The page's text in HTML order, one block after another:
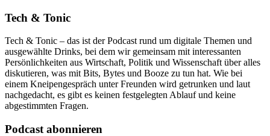
Tech & Tonic
Tech & Tonic – das ist der Podcast rund um digitale Themen und
ausgewählte Drinks, bei dem wir gemeinsam mit interessanten
Persönlichkeiten aus Wirtschaft, Politik und Wissenschaft über alles
diskutieren, was mit Bits, Bytes und Booze zu tun hat. Wie bei
einem Kneipengespräch unter Freunden wird getrunken und laut
nachgedacht, es gibt es keinen festgelegten Ablauf und keine
abgestimmten Fragen.
Podcast abonnieren